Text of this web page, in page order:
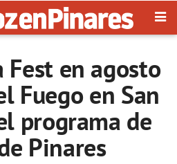
Fest en agosto
Fuego en San
programa de
Pinares